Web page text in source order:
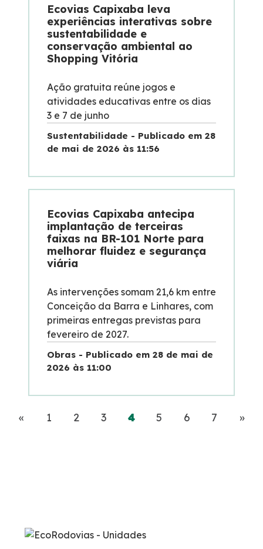
Ecovias Capixaba leva
experiências interativas sobre
sustentabilidade e
conservação ambiental ao
Shopping Vitória
Ação gratuita reúne jogos e
atividades educativas entre os dias
3 e 7 de junho
Sustentabilidade - Publicado em 28
de mai de 2026 às 11:56
Ecovias Capixaba antecipa
implantação de terceiras
faixas na BR-101 Norte para
melhorar fluidez e segurança
viária
As intervenções somam 21,6 km entre
Conceição da Barra e Linhares, com
primeiras entregas previstas para
fevereiro de 2027.
Obras - Publicado em 28 de mai de
2026 às 11:00
«Anterior
1 2 3 4(current)
5 6 7 »